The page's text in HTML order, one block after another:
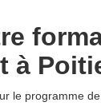
à
le programme